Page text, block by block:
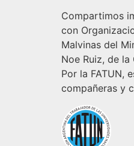
Compartimos
con
Malvinas del
Noe Ruiz, de la
Por la FATUN,
compañeras y